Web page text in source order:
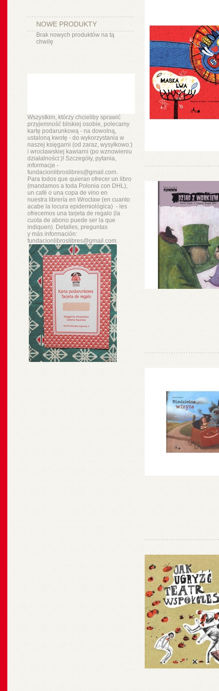
NOWE PRODUKTY
Brak nowych produktów na tą
chwilę
Wszystkim, którzy chcieliby sprawić
przyjemność bliskiej osobie, polecamy
kartę podarunkową - na dowolną,
ustaloną kwotę - do wykorzystania w
naszej księgarni (od zaraz, wysyłkowo:)
i wrocławskiej kawiarni (po wznowieniu
działalności:)! Szczegóły, pytania,
informacje -
fundacionlibroslibres@gmail.com.
Para todos que quieran ofrecer un libro
(mandamos a toda Polonia con DHL),
un café o una copa de vino en
nuestra libreríaen Wrocław (en cuanto
acabe la locura epidemiológica) - les
ofrecemos una tarjeta de regalo (la
cuota de abono puede ser la que
indiquen). Detalles, preguntas
y másinformación:
fundacionlibroslibres@gmail.com.